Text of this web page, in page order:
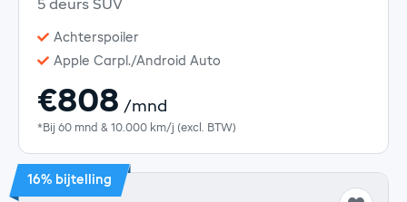
5 deurs SUV
Achterspoiler
Apple Carpl./Android Auto
€808 /mnd
*Bij 60 mnd & 10.000 km/j (excl. BTW)
16% bijtelling